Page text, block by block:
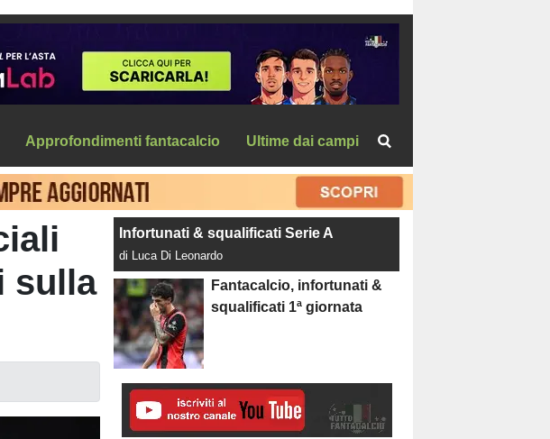
Approfondimenti fantacalcio Ultime dai campi
sulla
Infortunati & squalificati Serie A
di Luca Di Leonardo
Fantacalcio, infortunati &
squalificati 1ª giornata